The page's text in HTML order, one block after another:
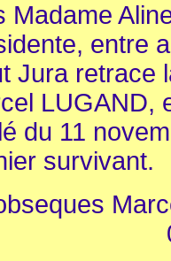
Madame
entre
Jura retrace
LUGAND,
du 11
survivant.